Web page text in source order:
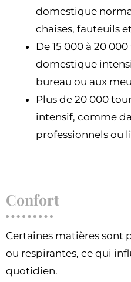
domestique
chaises, fauteuils
De 15 000 à 20
domestique
bureau ou aux
Plus de 20 000
intensif, comme
professionnels ou
Confort
Certaines matières sont
ou respirantes, ce qui
quotidien.